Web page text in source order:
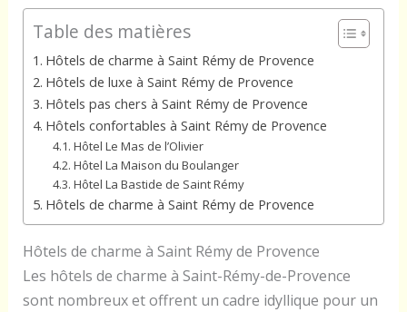
Table des matières
Hôtels de charme à Saint Rémy de Provence
Hôtels de luxe à Saint Rémy de Provence
Hôtels pas chers à Saint Rémy de Provence
Hôtels confortables à Saint Rémy de Provence
Hôtel Le Mas de l’Olivier
Hôtel La Maison du Boulanger
Hôtel La Bastide de Saint Rémy
Hôtels de charme à Saint Rémy de Provence
Hôtels de charme à Saint Rémy de Provence
Les hôtels de charme à Saint-Rémy-de-Provence
sont nombreux et offrent un cadre idyllique pour un